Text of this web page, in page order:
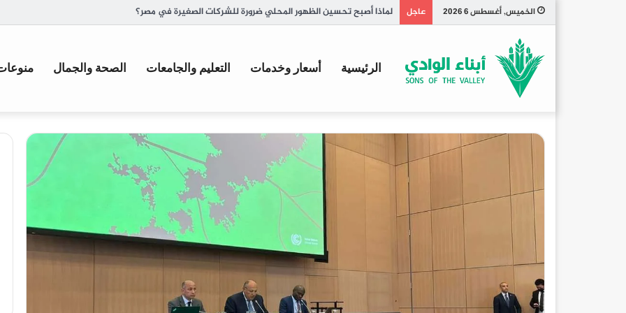
الخميس, أغسطس 6 2026 عاجل تاريخ الكبسة السعودية وأصل تسميتها
الرئيسية أسعار وخدمات التعليم والجامعات الصحة والجمال